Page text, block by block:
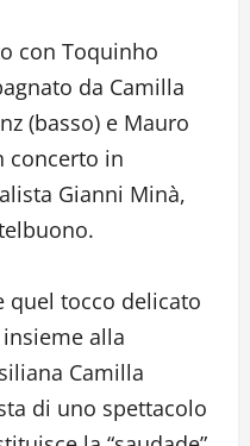
con Toquinho
da Camilla
(basso) e Mauro
concerto in
Gianni Minà,
quel tocco delicato
alla
Camilla
di uno spettacolo